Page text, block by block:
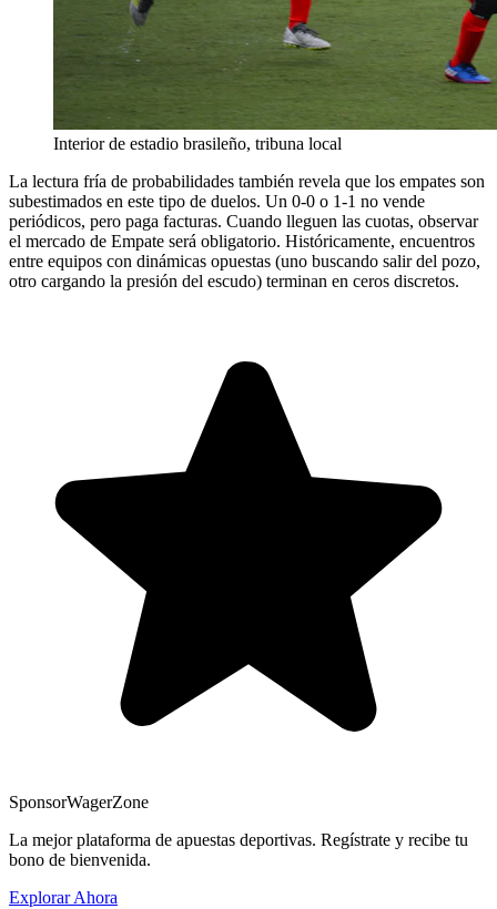
Interior de estadio brasileño, tribuna local
La lectura fría de probabilidades también revela que los empates son
subestimados en este tipo de duelos. Un 0-0 o 1-1 no vende
periódicos, pero paga facturas. Cuando lleguen las cuotas, observar
el mercado de Empate será obligatorio. Históricamente, encuentros
entre equipos con dinámicas opuestas (uno buscando salir del pozo,
otro cargando la presión del escudo) terminan en ceros discretos.
SponsorWagerZone
La mejor plataforma de apuestas deportivas. Regístrate y recibe tu
bono de bienvenida.
Explorar Ahora